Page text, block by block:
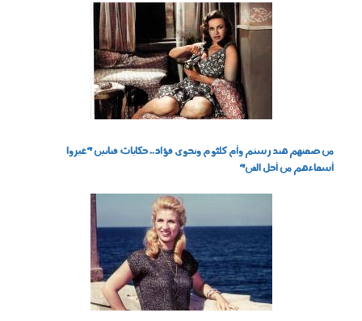
من ضمنهم هند رستم وأم كلثوم ونجوى فؤاد.. حكايات فنانين "غيروا
أسماءهم من أجل الفن"